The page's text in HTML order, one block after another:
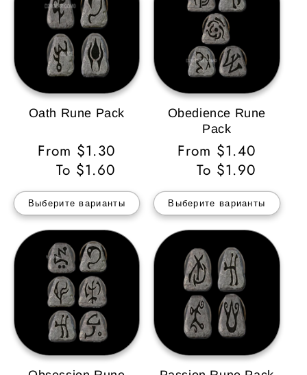
Oath Rune Pack
Обычная
цена
From $1.30
To $1.60
Выберите варианты
Obedience Rune
Pack
Обычная
цена
From $1.40
To $1.90
Выберите варианты